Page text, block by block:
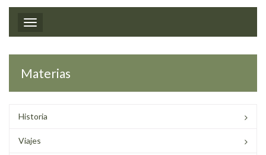
Toggle navigation
Materias
Historia
Viajes